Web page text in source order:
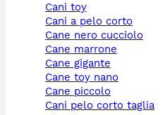
cani toy
cani a pelo corto
cane nero cucciolo
cane marrone
cane gigante
cane toy nano
cane piccolo
cani pelo corto taglia